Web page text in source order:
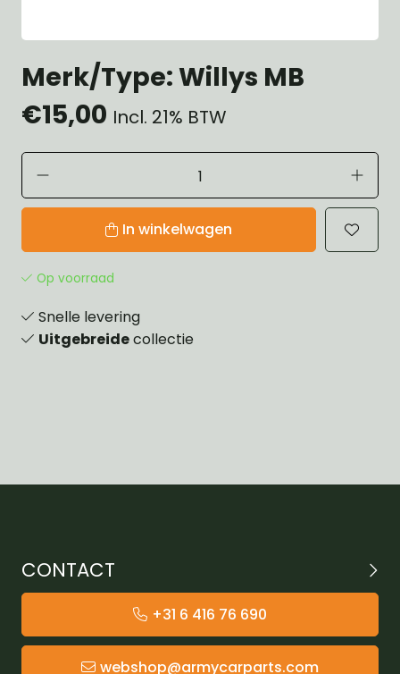
Merk/Type: Willys MB
€15,00 Incl. 21% BTW
In winkelwagen
Op voorraad
Snelle levering
Uitgebreidecollectie
CONTACT
+31 6 416 76 690
webshop@armycarparts.com